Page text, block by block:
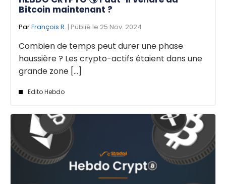
Bitcoin maintenant ?
ParFrançois R. | Publié le 25 Nov. 2024
Combien de temps peut durer une phase
haussière ? Les crypto-actifs étaient dans une
grande zone [...]
Edito Hebdo